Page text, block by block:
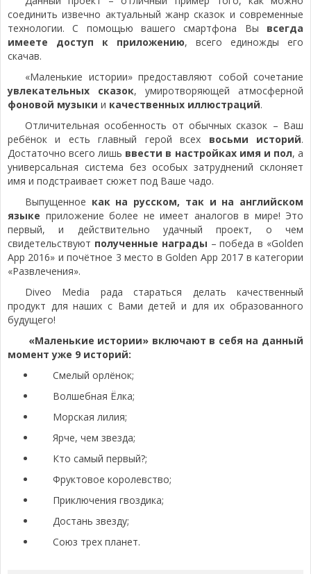
соединить извечно актуальный жанр сказок и современные
технологии. С помощью вашего смартфона Вы всегда
имеете доступ к приложению, всего единожды его
скачав.
«Маленькие истории» предоставляют собой сочетание
увлекательных сказок, умиротворяющей атмосферной
фоновой музыки и качественных иллюстраций.
Отличительная особенность от обычных сказок – Ваш
ребёнок и есть главный герой всех восьми историй.
Достаточно всего лишь ввести в настройках имя и пол, а
универсальная система без особых затруднений склоняет
имя и подстраивает сюжет под Ваше чадо.
Выпущенное как на русском, так и на английском
языке приложение более не имеет аналогов в мире! Это
первый, и действительно удачный проект, о чем
свидетельствуют полученные награды – победа в «Golden
App 2016» и почётное 3 место в Golden App 2017 в категории
«Развлечения».
Diveo Media рада стараться делать качественный
продукт для наших с Вами детей и для их образованного
будущего!
«Маленькие истории» включают в себя на данный
момент уже 9 историй:
Смелый орлёнок;
Волшебная Ёлка;
Морская лилия;
Ярче, чем звезда;
Кто самый первый?;
Фруктовое королевство;
Приключения гвоздика;
Достань звезду;
Союз трех планет.